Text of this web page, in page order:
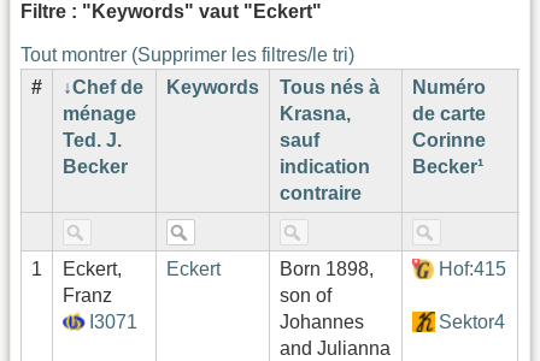
Filtre : "Keywords" vaut "Eckert"
Tout montrer (Supprimer les filtres/le tri)
#
Chef de
ménage
Ted. J.
Becker
Keywords
Tous nés à
Krasna,
sauf
indication
contraire
Numéro
de carte
Corinne
Becker¹
1
Eckert,
Franz
I3071
Eckert
Born 1898,
son of
Johannes
and Julianna
Hof:415
Sektor4